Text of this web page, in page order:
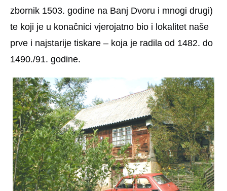
zbornik 1503. godine na Banj Dvoru i mnogi drugi)
te koji je u konačnici vjerojatno bio i lokalitet naše
prve i najstarije tiskare – koja je radila od 1482. do
1490./91. godine.